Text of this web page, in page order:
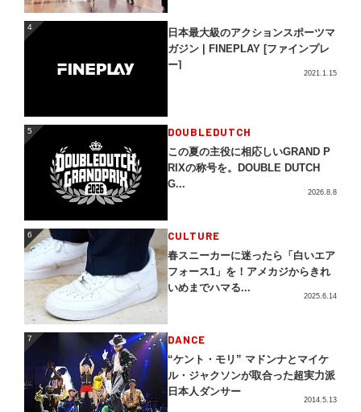
4
日本最大級のアクションスポーツマ
ガジン | FINEPLAY [ファインプレ
ー]
2021.1.15
5 DOUBLEDUTCH
この夏の主役に相応しいGRAND P
RIXの称号を。DOUBLE DUTCH
G...
2026.8.8
6 CULTURE
春スニーカーに迷ったら「白いエア
フォース1」を！アメカジからきれ
いめまでハマる...
2025.6.14
7 DANCE
“ケント・モリ” マドンナとマイケ
ル・ジャクソンが取合った超実力派
日本人ダンサー
2014.5.13